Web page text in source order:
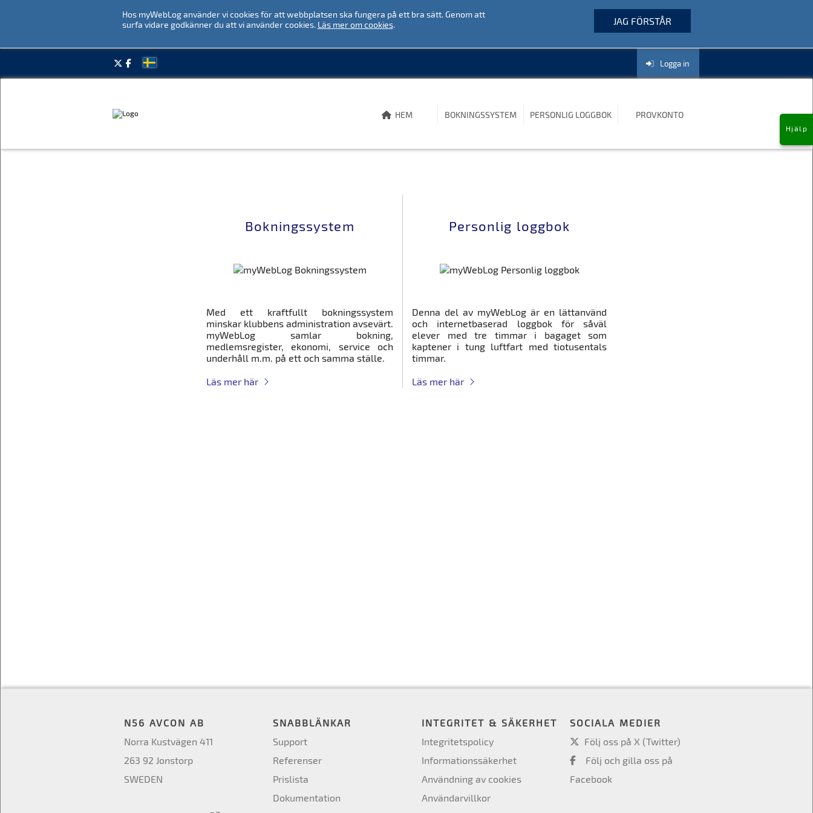
Hos myWebLog använder vi cookies för att webbplatsen ska fungera på ett bra sätt. Genom att
surfa vidare godkänner du att vi använder cookies. Läs mer om cookies. JAG FÖRSTÅR
Logga in
HEM PROVKONTO
HEM BOKNINGSSYSTEM PERSONLIG LOGGBOK PROVKONTO
Bokningssystem
Med ett kraftfullt bokningssystem
minskar klubbens administration avsevärt.
myWebLog samlar bokning,
medlemsregister, ekonomi, service och
underhåll m.m. på ett och samma ställe.
Personlig loggbok
Denna del av myWebLog är en lättanvänd
och internetbaserad loggbok för såväl
elever med tre timmar i bagaget som
kaptener i tung luftfart med tiotusentals
timmar.
Läs mer här Läs mer här
N56 AVCON AB
Norra Kustvägen 411
263 92 Jonstorp
SWEDEN
SNABBLÄNKAR
Support
Referenser
Prislista
Dokumentation
INTEGRITET & SÄKERHET
Integritetspolicy
Informationssäkerhet
Användning av cookies
Användarvillkor
SOCIALA MEDIER
Följ oss på X (Twitter)
Följ och gilla oss på
Facebook
Hjälp